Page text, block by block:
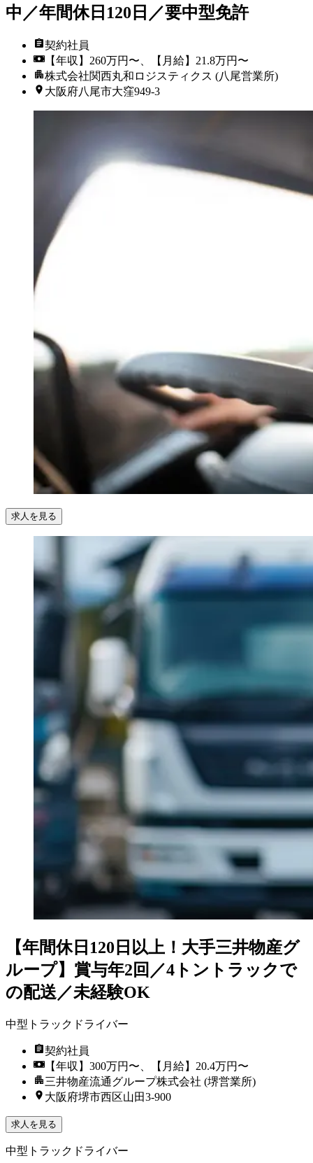
中／年間休日120日／要中型免許
契約社員
【年収】260万円〜、【月給】21.8万円〜
株式会社関西丸和ロジスティクス (八尾営業所)
大阪府八尾市大窪949-3
求人を見る
【年間休日120日以上！大手三井物産グ
ループ】賞与年2回／4トントラックで
の配送／未経験OK
中型トラックドライバー
契約社員
【年収】300万円〜、【月給】20.4万円〜
三井物産流通グループ株式会社 (堺営業所)
大阪府堺市西区山田3-900
求人を見る
中型トラックドライバー